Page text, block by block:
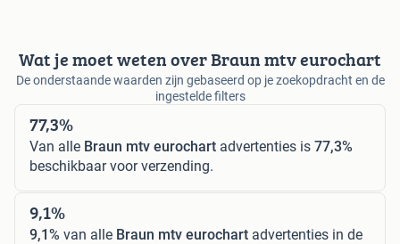
Wat je moet weten over Braun mtv eurochart
De onderstaande waarden zijn gebaseerd op je zoekopdracht en de
ingestelde filters
77,3%
Van alle Braun mtv eurochart advertenties is 77,3%
beschikbaar voor verzending.
9,1%
9,1% van alle Braun mtv eurochart advertenties in de